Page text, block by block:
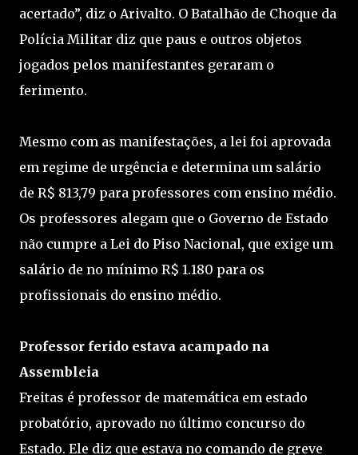
acertado”, diz o Arivalto. O Batalhão de Choque da
Polícia Militar diz que paus e outros objetos
jogados pelos manifestantes geraram o
ferimento.
Mesmo com as manifestações, a lei foi aprovada
em regime de urgência e determina um salário
de R$ 813,79 para professores com ensino médio.
Os professores alegam que o Governo de Estado
não cumpre a Lei do Piso Nacional, que exige um
salário de no mínimo R$ 1.180 para os
profissionais do ensino médio.
Professor ferido estava acampado na
Assembleia
Freitas é professor de matemática em estado
probatório, aprovado no último concurso do
Estado. Ele diz que estava no comando de greve